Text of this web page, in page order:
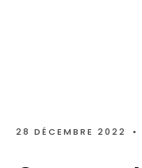
28 DÉCEMBRE 2022 •